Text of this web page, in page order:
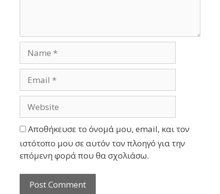
Αποθήκευσε το όνομά μου, email, και τον
ιστότοπο μου σε αυτόν τον πλοηγό για την
επόμενη φορά που θα σχολιάσω.